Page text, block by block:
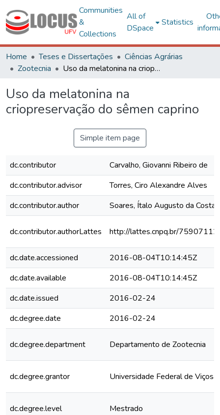
Communities
&
Collections
All of
DSpace
Statistics
Home Teses e Dissertações
Ciências Agrárias
Zootecnia
Uso da melatonina na criopreservação do sêmen caprino
Uso da melatonina na
criopreservação do sêmen caprino
Simple item page
dc.contributor
Carvalho, Giovanni Ribeiro de
dc.contributor.advisor
Torres, Ciro Alexandre Alves
dc.contributor.author
Soares, Ítalo Augusto da Costa
dc.contributor.authorLattes http://lattes.cnpq.br/
dc.date.accessioned
2016-08-04T10:14:45Z
dc.date.available
2016-08-04T10:14:45Z
dc.date.issued
2016-02-24
dc.degree.date
2016-02-24
dc.degree.department Departamento de Zootecnia
dc.degree.grantor Universidade Federal de Viçosa
dc.degree.level Mestrado